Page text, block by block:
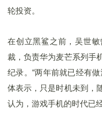
轮投资。
在创立黑鲨之前，吴世敏
裁，负责华为麦芒系列手
纪录。“两年前就已经有
体表示，只是时机未到，
认为，游戏手机的时代已